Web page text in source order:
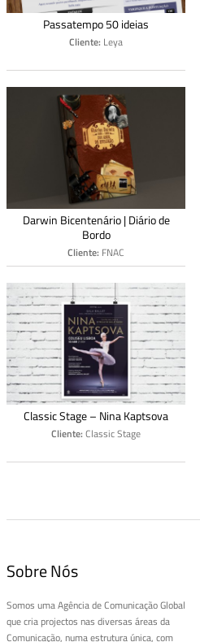
Passatempo 50 ideias
Cliente: Leya
Darwin Bicentenário | Diário de
Bordo
Cliente: FNAC
Classic Stage – Nina Kaptsova
Cliente: Classic Stage
Sobre Nós
Somos uma Agência de Comunicação Global
que cria projectos nas diversas áreas da
Comunicação, numa estrutura única, com